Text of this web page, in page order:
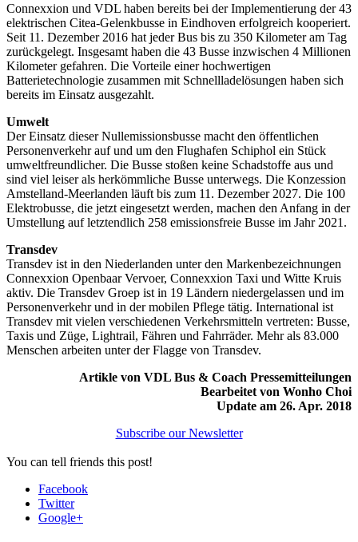
Connexxion und VDL haben bereits bei der Implementierung der 43
elektrischen Citea-Gelenkbusse in Eindhoven erfolgreich kooperiert.
Seit 11. Dezember 2016 hat jeder Bus bis zu 350 Kilometer am Tag
zurückgelegt. Insgesamt haben die 43 Busse inzwischen 4 Millionen
Kilometer gefahren. Die Vorteile einer hochwertigen
Batterietechnologie zusammen mit Schnellladelösungen haben sich
bereits im Einsatz ausgezahlt.
Umwelt
Der Einsatz dieser Nullemissionsbusse macht den öffentlichen
Personenverkehr auf und um den Flughafen Schiphol ein Stück
umweltfreundlicher. Die Busse stoßen keine Schadstoffe aus und
sind viel leiser als herkömmliche Busse unterwegs. Die Konzession
Amstelland-Meerlanden läuft bis zum 11. Dezember 2027. Die 100
Elektrobusse, die jetzt eingesetzt werden, machen den Anfang in der
Umstellung auf letztendlich 258 emissionsfreie Busse im Jahr 2021.
Transdev
Transdev ist in den Niederlanden unter den Markenbezeichnungen
Connexxion Openbaar Vervoer, Connexxion Taxi und Witte Kruis
aktiv. Die Transdev Groep ist in 19 Ländern niedergelassen und im
Personenverkehr und in der mobilen Pflege tätig. International ist
Transdev mit vielen verschiedenen Verkehrsmitteln vertreten: Busse,
Taxis und Züge, Lightrail, Fähren und Fahrräder. Mehr als 83.000
Menschen arbeiten unter der Flagge von Transdev.
Artikle von VDL Bus & Coach Pressemitteilungen
Bearbeitet von Wonho Choi
Update am 26. Apr. 2018
Subscribe our Newsletter
You can tell friends this post!
Facebook
Twitter
Google+